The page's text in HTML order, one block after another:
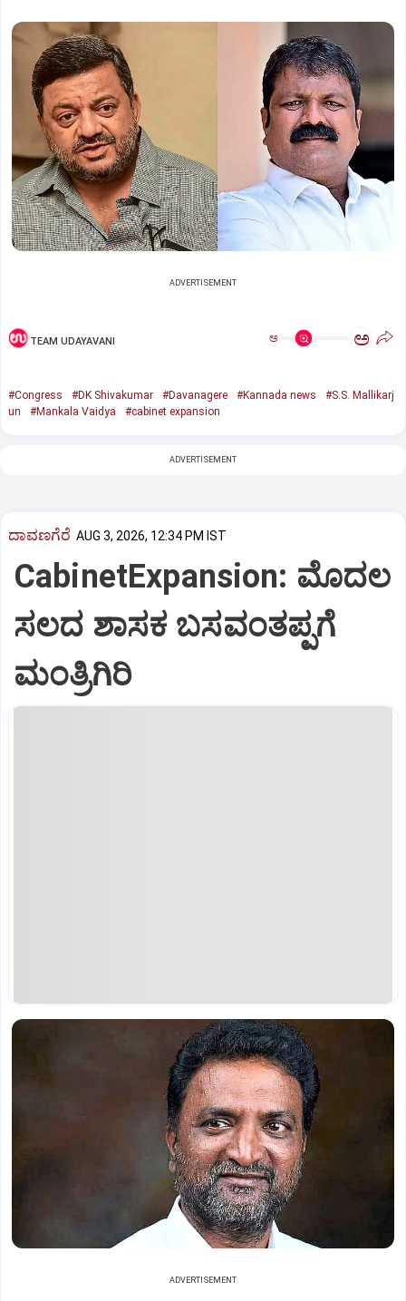
ADVERTISEMENT
TEAM UDAYAVANI ಅ ಅ
#Congress #DK Shivakumar #Davanagere #Kannada news
#S.S. Mallikarj
un
#Mankala Vaidya #cabinet expansion
ADVERTISEMENT
ದಾವಣಗೆರೆ AUG 3, 2026, 12:34 PM IST
CabinetExpansion: ಮೊದಲ
ಸಲದ ಶಾಸಕ ಬಸವಂತಪ್ಪಗೆ
ಮಂತ್ರಿಗಿರಿ
ADVERTISEMENT